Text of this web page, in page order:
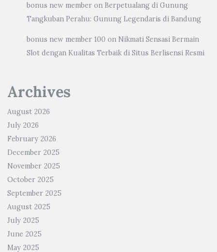
bonus new member on Berpetualang di Gunung
Tangkuban Perahu: Gunung Legendaris di Bandung
bonus new member 100 on Nikmati Sensasi Bermain
Slot dengan Kualitas Terbaik di Situs Berlisensi Resmi
Archives
August 2026
July 2026
February 2026
December 2025
November 2025
October 2025
September 2025
August 2025
July 2025
June 2025
May 2025